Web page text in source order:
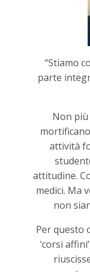
“Stiamo
parte
Non più
attività
attitudine.
medici. Ma
non
Per questo
‘corsi